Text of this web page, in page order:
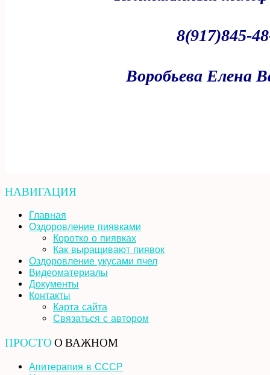
8(917)845-
Воробьева Елена
НАВИГАЦИЯ
Главная
Оздоровление пиявками
Коротко о пиявках
Как выращивают пиявок
Оздоровление укусами пчел
Видеоматериалы
Документы
Контакты
Карта сайта
Связаться с автором
ПРОСТО О ВАЖНОМ
Апитерапия в СССР